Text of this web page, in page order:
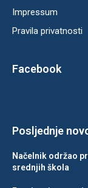
Impressum
Pravila privatnosti
Facebook
Posljednje
Načelnik održao
srednjih škola